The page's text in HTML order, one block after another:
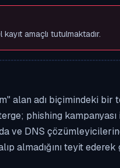
amaçlı tutulmaktadır.
alan adı biçimindeki bir
phishing
ve DNS
almadığını teyit